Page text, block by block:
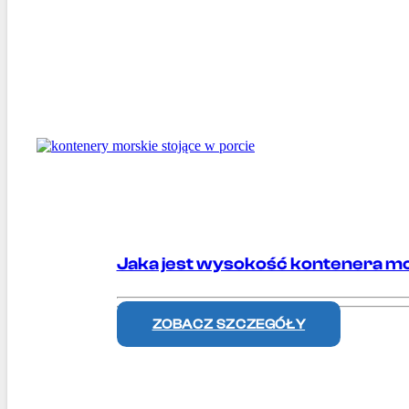
Jaka jest wysokość kontenera
ZOBACZ SZCZEGÓŁY